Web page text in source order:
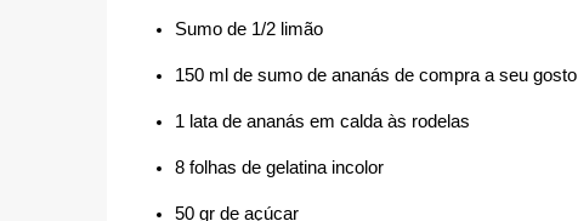
Sumo de 1/2 limão
150 ml de sumo de ananás de compra a seu gosto
1 lata de ananás em calda às rodelas
8 folhas de gelatina incolor
50 gr de açúcar